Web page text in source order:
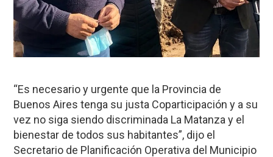
“Es necesario y urgente que la Provincia de
Buenos Aires tenga su justa Coparticipación y a su
vez no siga siendo discriminada La Matanza y el
bienestar de todos sus habitantes”, dijo el
Secretario de Planificación Operativa del Municipio